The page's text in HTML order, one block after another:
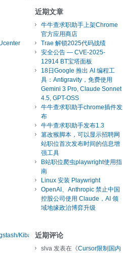
Kibana
近期文章
牛牛查求职助手上架Chrome
官方应用商店
Trae 解锁2025代码战绩
安全公告 — CVE-2025-
12914 BT宝塔面板
18日Google 推出 AI 编程工
具：Antigravity，免费使用
Gemini 3 Pro, Claude Sonnet
4.5, GPT-OSS
牛牛查求职助手chrome插件发
布
牛牛查求职助手发布1.3
篡改猴脚本，可以显示招聘网
站职位首次发布时间的信息增
强工具
B站职位爬虫playwright使用指
南
Linux 安装 Playwright
OpenAI、Anthropic 禁止中国
控股公司使用 Claude，AI 领
域地缘政治博弈升级
近期评论
slva 发表在《Cursor限制国内